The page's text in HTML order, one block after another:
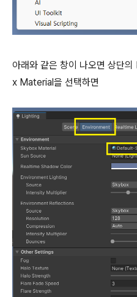
아래와 같은 창이 나오면 상단
x Material을 선택하면